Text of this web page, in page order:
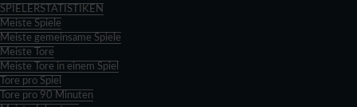
SPIELERSTATISTIKEN
Meiste Spiele
Meiste gemeinsame Spiele
Meiste Tore
Meiste Tore in einem Spiel
Tore pro Spiel
Tore pro 90 Minuten